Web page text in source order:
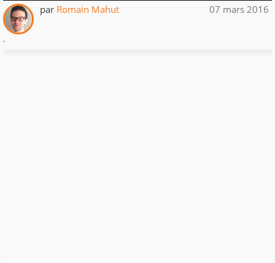
par Romain Mahut 07 mars 2016
.